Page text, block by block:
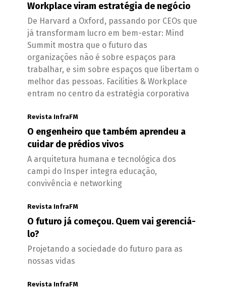
Workplace viram estratégia de negócio
De Harvard a Oxford, passando por CEOs que
já transformam lucro em bem-estar: Mind
Summit mostra que o futuro das
organizações não é sobre espaços para
trabalhar, e sim sobre espaços que libertam o
melhor das pessoas. Facilities & Workplace
entram no centro da estratégia corporativa
Revista InfraFM
O engenheiro que também aprendeu a
cuidar de prédios vivos
A arquitetura humana e tecnológica dos
campi do Insper integra educação,
convivência e networking
Revista InfraFM
O futuro já começou. Quem vai gerenciá-
lo?
Projetando a sociedade do futuro para as
nossas vidas
Revista InfraFM